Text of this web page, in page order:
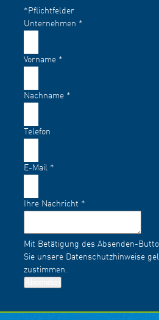
*Pflichtfelder
Unternehmen *
Vorname *
Nachname *
Telefon
E-Mail *
Ihre Nachricht *
Mit Betätigung des Absenden-
Sie unsere Datenschutzhinweise
zustimmen.